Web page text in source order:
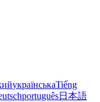
українськаTiếng
português日本語